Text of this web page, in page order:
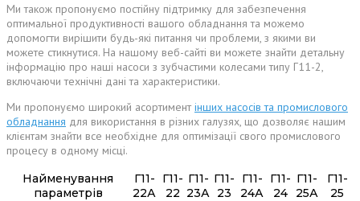
Ми також пропонуємо постійну підтримку для забезпечення
оптимальної продуктивності вашого обладнання та можемо
допомогти вирішити будь-які питання чи проблеми, з якими ви
можете стикнутися. На нашому веб-сайті ви можете знайти детальну
інформацію про наші насоси з зубчастими колесами типу Г11-2,
включаючи технічні дані та характеристики.
Ми пропонуємо широкий асортимент інших насосів та промислового
обладнання для використання в різних галузях, що дозволяє нашим
клієнтам знайти все необхідне для оптимізації свого промислового
процесу в одному місці.
Найменування
параметрів
Г11-
22А
Г11-
22
Г11-
23А
Г11-
23
Г11-
24А
Г11-
24
Г11-
25А
Г11-
25